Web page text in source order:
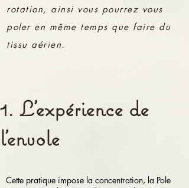
rotation, ainsi vous pourrez vous
poler en même temps que faire du
tissu aérien.
1. L’expérience de
l’envole
Cette pratique impose la concentration, la Pole